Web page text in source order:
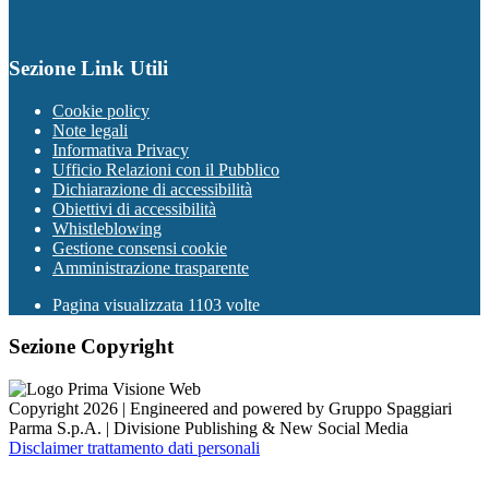
Sezione Link Utili
Cookie policy
Note legali
Informativa Privacy
Ufficio Relazioni con il Pubblico
Dichiarazione di accessibilità
Obiettivi di accessibilità
Whistleblowing
Gestione consensi cookie
Amministrazione trasparente
Pagina visualizzata 1103 volte
Sezione Copyright
Copyright 2026 | Engineered and powered by Gruppo Spaggiari
Parma S.p.A. | Divisione Publishing & New Social Media
Disclaimer trattamento dati personali